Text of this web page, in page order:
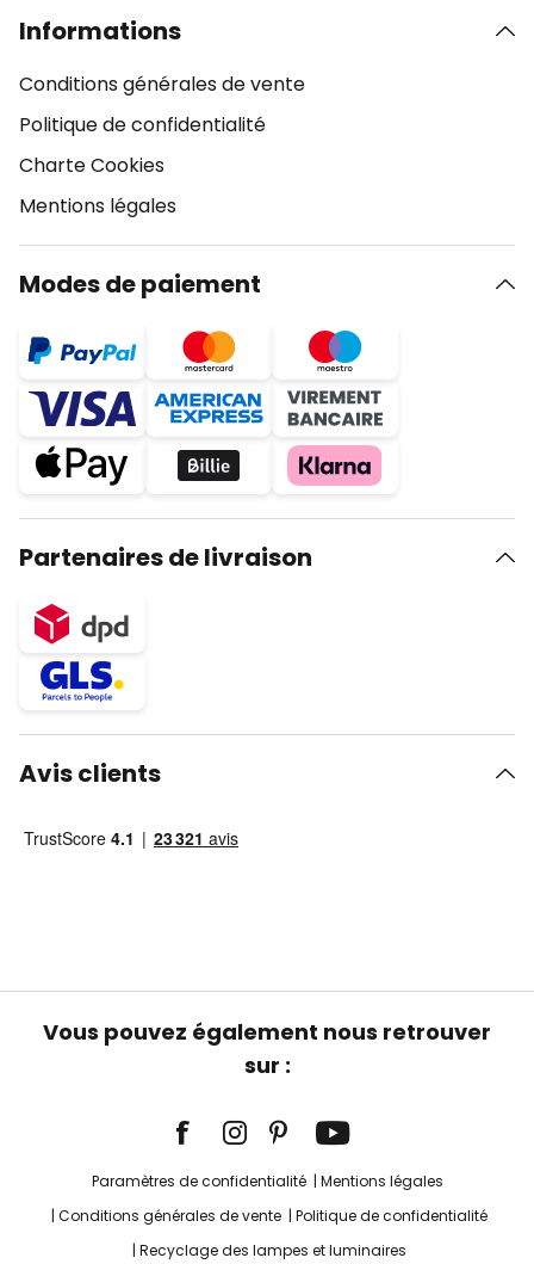
Informations
Conditions générales de vente
Politique de confidentialité
Charte Cookies
Mentions légales
Modes de paiement
Partenaires de livraison
Avis clients
Vous pouvez également nous retrouver
sur :
Paramètres de confidentialité
Mentions légales
Conditions générales de vente
Politique de confidentialité
Recyclage des lampes et luminaires